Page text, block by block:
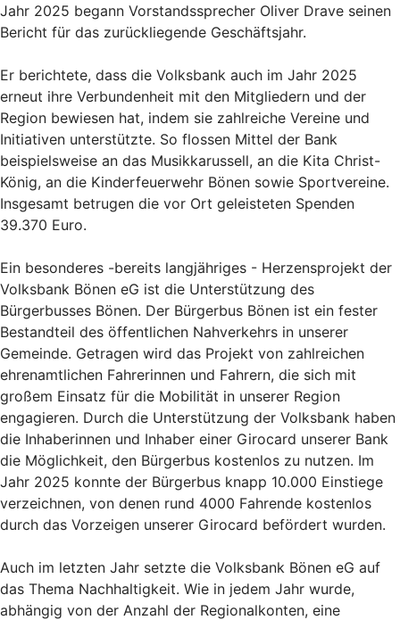
Jahr 2025 begann Vorstandssprecher Oliver Drave seinen
Bericht für das zurückliegende Geschäftsjahr.
Er berichtete, dass die Volksbank auch im Jahr 2025
erneut ihre Verbundenheit mit den Mitgliedern und der
Region bewiesen hat, indem sie zahlreiche Vereine und
Initiativen unterstützte. So flossen Mittel der Bank
beispielsweise an das Musikkarussell, an die Kita Christ-
König, an die Kinderfeuerwehr Bönen sowie Sportvereine.
Insgesamt betrugen die vor Ort geleisteten Spenden
39.370 Euro.
Ein besonderes -bereits langjähriges - Herzensprojekt der
Volksbank Bönen eG ist die Unterstützung des
Bürgerbusses Bönen. Der Bürgerbus Bönen ist ein fester
Bestandteil des öffentlichen Nahverkehrs in unserer
Gemeinde. Getragen wird das Projekt von zahlreichen
ehrenamtlichen Fahrerinnen und Fahrern, die sich mit
großem Einsatz für die Mobilität in unserer Region
engagieren. Durch die Unterstützung der Volksbank haben
die Inhaberinnen und Inhaber einer Girocard unserer Bank
die Möglichkeit, den Bürgerbus kostenlos zu nutzen. Im
Jahr 2025 konnte der Bürgerbus knapp 10.000 Einstiege
verzeichnen, von denen rund 4000 Fahrende kostenlos
durch das Vorzeigen unserer Girocard befördert wurden.
Auch im letzten Jahr setzte die Volksbank Bönen eG auf
das Thema Nachhaltigkeit. Wie in jedem Jahr wurde,
abhängig von der Anzahl der Regionalkonten, eine